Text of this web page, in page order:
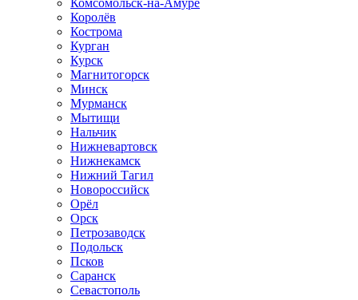
Комсомольск-на-Амуре
Королёв
Кострома
Курган
Курск
Магнитогорск
Минск
Мурманск
Мытищи
Нальчик
Нижневартовск
Нижнекамск
Нижний Тагил
Новороссийск
Орёл
Орск
Петрозаводск
Подольск
Псков
Саранск
Севастополь